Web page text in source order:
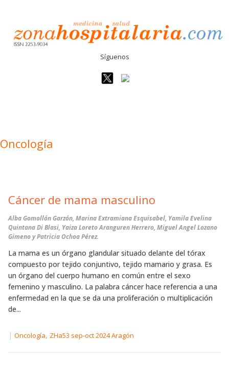
Síguenos
Oncología
Cáncer de mama masculino
Alba Gomollón Garzón, Marina Extramiana Esquisabel, Yamila Evelina
Quintana Di Blasi, Yaiza Loreto Aranguren Herrero, Miguel Angel Lozano
Gimeno y Patricia Ochoa Pérez.
La mama es un órgano glandular situado delante del tórax
compuesto por tejido conjuntivo, tejido mamario y grasa. Es
un órgano del cuerpo humano en común entre el sexo
femenino y masculino. La palabra cáncer hace referencia a una
enfermedad en la que se da una proliferación o multiplicación
de...
| Oncología, ZHa53 sep-oct 2024 Aragón